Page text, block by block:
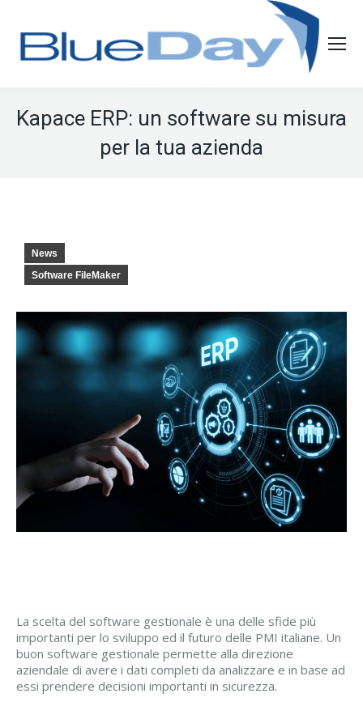
Kapace ERP: un software su misura
per la tua azienda
News
Software FileMaker
La scelta del software gestionale è una delle sfide più
importanti per lo sviluppo ed il futuro delle PMI italiane. Un
buon software gestionale permette alla direzione
aziendale di avere i dati completi da analizzare e in base ad
essi prendere decisioni importanti in sicurezza.